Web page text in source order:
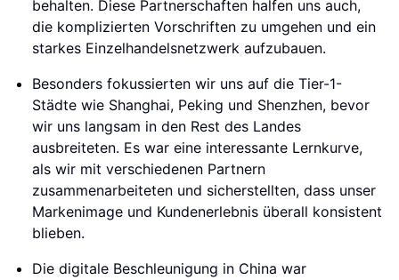
behalten. Diese Partnerschaften halfen uns auch,
die komplizierten Vorschriften zu umgehen und ein
starkes Einzelhandelsnetzwerk aufzubauen.
Besonders fokussierten wir uns auf die Tier-1-
Städte wie Shanghai, Peking und Shenzhen, bevor
wir uns langsam in den Rest des Landes
ausbreiteten. Es war eine interessante Lernkurve,
als wir mit verschiedenen Partnern
zusammenarbeiteten und sicherstellten, dass unser
Markenimage und Kundenerlebnis überall konsistent
blieben.
Die digitale Beschleunigung in China war